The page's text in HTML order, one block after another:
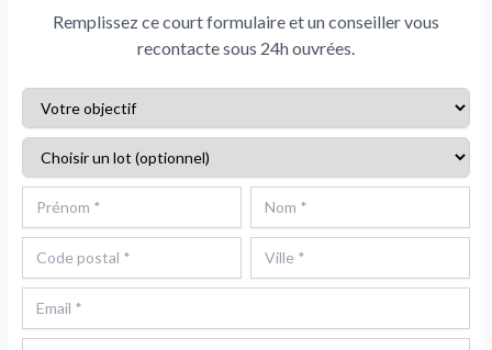
Remplissez ce court formulaire et un conseiller vous
recontacte sous 24h ouvrées.